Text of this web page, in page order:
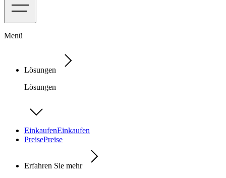
Menü
Lösungen
Lösungen
EinkaufenEinkaufen
PreisePreise
Erfahren Sie mehr